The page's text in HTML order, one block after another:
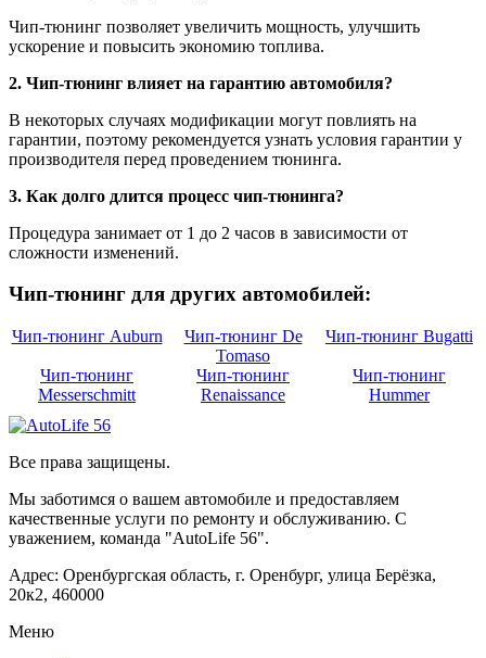
Чип-тюнинг позволяет увеличить мощность, улучшить
ускорение и повысить экономию топлива.
2. Чип-тюнинг влияет на гарантию автомобиля?
В некоторых случаях модификации могут повлиять на
гарантии, поэтому рекомендуется узнать условия гарантии у
производителя перед проведением тюнинга.
3. Как долго длится процесс чип-тюнинга?
Процедура занимает от 1 до 2 часов в зависимости от
сложности изменений.
Чип-тюнинг для других автомобилей:
Чип-тюнинг Auburn
Чип-тюнинг De
Tomaso
Чип-тюнинг Bugatti
Чип-тюнинг
Messerschmitt
Чип-тюнинг
Renaissance
Чип-тюнинг
Hummer
Все права защищены.
Мы заботимся о вашем автомобиле и предоставляем
качественные услуги по ремонту и обслуживанию. С
уважением, команда "AutoLife 56".
Адрес: Оренбургская область, г. Оренбург, улица Берёзка,
20к2, 460000
Меню